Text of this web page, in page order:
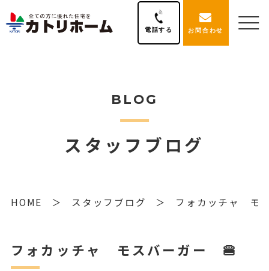
電話する お問合わせ
BLOG
スタッフブログ
HOME スタッフブログ フォカッチャ モ
フォカッチャ モスバーガー 🍔